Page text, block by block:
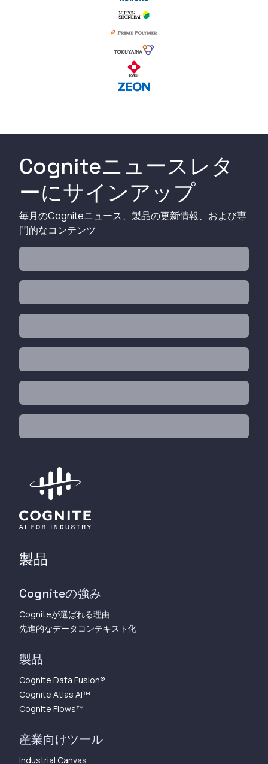
Cogniteニュースレタ
ーにサインアップ
毎月のCogniteニュース、製品の更新情報、および専
門的なコンテンツ
製品
Cogniteの強み
Cogniteが選ばれる理由
先進的なデータコンテキスト化
製品
Cognite Data Fusion®
Cognite Atlas AI™︎
Cognite Flows™︎
産業向けツール
Industrial Canvas